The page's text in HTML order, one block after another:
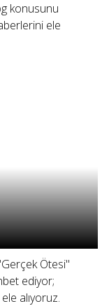
konusunu
ele
Ötesi"
ediyor;
alıyoruz.